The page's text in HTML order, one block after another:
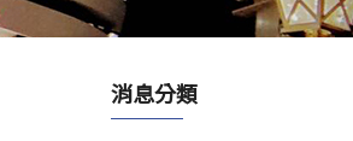
消息分類